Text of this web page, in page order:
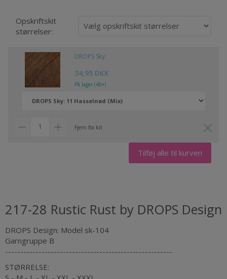
Opskriftskit
størrelser:
DROPS Sky
34,95 DKK
På lager (40+)
Fjern fra kit
Tilføj alle til kurven
217-28 Rustic Rust by DROPS Design
DROPS Design: Model sk-104
Garngruppe B
-------------------------------------------------------
STØRRELSE: